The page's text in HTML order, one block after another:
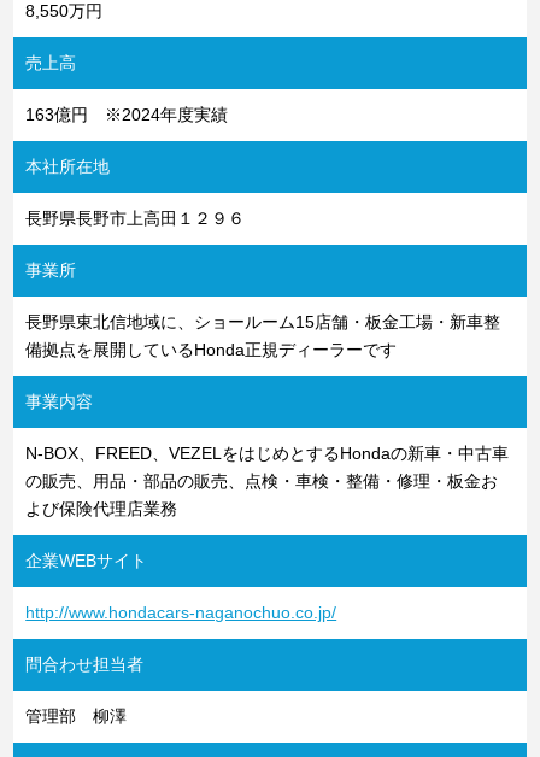
8,550万円
売上高
163億円 ※2024年度実績
本社所在地
長野県長野市上高田１２９６
事業所
長野県東北信地域に、ショールーム15店舗・板金工場・新車整
備拠点を展開しているHonda正規ディーラーです
事業内容
N-BOX、FREED、VEZELをはじめとするHondaの新車・中古車
の販売、用品・部品の販売、点検・車検・整備・修理・板金お
よび保険代理店業務
企業WEBサイト
http://www.hondacars-naganochuo.co.jp/
問合わせ担当者
管理部 柳澤